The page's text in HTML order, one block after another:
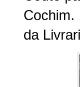
Cochim.
da